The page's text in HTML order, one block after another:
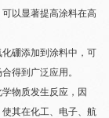
以显著提高涂料在高
硼添加到涂料中，可
得到广泛应用。
物质发生反应，因
其在化工、电子、航